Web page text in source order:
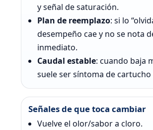
y señal de saturación.
Plan de reemplazo: si lo
desempeño cae y no se nota
inmediato.
Caudal estable: cuando baja
suele ser síntoma de
Señales de que toca cambiar
Vuelve el olor/sabor a cloro.